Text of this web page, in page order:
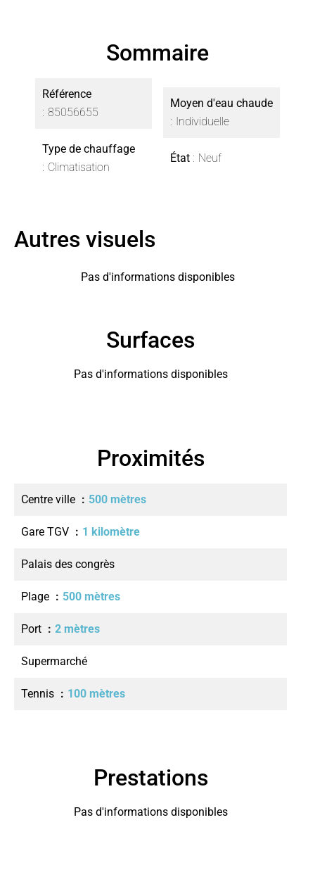
Sommaire
Référence
85056655
Type de chauffage
Climatisation
Moyen d'eau chaude
Individuelle
État Neuf
Autres visuels
Pas d'informations disponibles
Surfaces
Pas d'informations disponibles
Proximités
Centre ville 500 mètres
Gare TGV 1 kilomètre
Palais des congrès
Plage 500 mètres
Port 2 mètres
Supermarché
Tennis 100 mètres
Prestations
Pas d'informations disponibles